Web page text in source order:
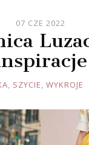
07 CZE 2022
, SZYCIE, WYKROJE